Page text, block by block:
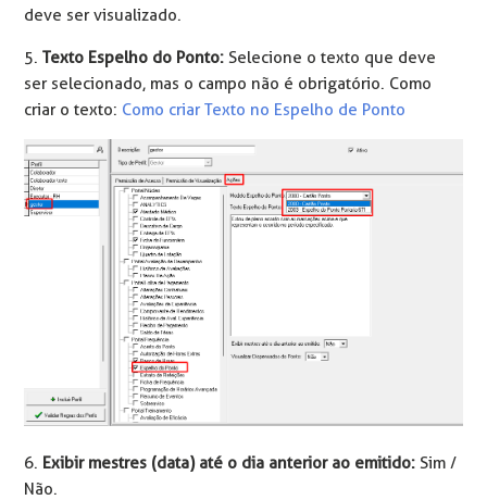
deve ser visualizado.
5.Texto Espelho do Ponto: Selecione o texto que deve
ser selecionado, mas o campo não é obrigatório. Como
criar o texto: Como criar Texto no Espelho de Ponto
6. Exibir mestres (data) até o dia anterior ao emitido: Sim /
Não.